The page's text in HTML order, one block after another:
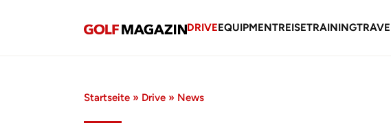
DRIVEEQUIPMENTREISETRAINING
Startseite » Drive » News